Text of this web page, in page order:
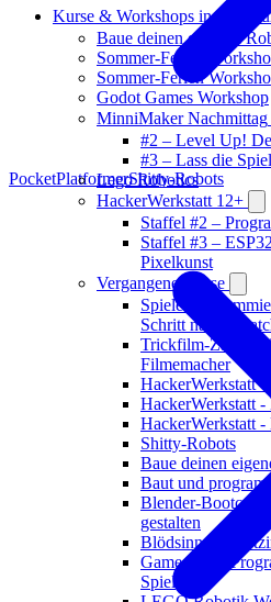
Kurse & Workshops in
Baue deinen eigenen
Sommer-Ferien
Sommer-Ferien
Godot Games Workshop
MinniMaker Nachmittag
#2 – Level Up!
#3 – Lass die
Lego Robotics
HackerWerkstatt 12+
Staffel #2 –
Staffel #3 –
Pixelkunst
Vergangene Kurse
Spiele
Schritt nach
Trickfilm-Zauber:
Filmemacher
HackerWerkstatt
HackerWerkstatt
HackerWerkstatt
Shitty-Robots
Baue deinen
Baut und
Blender-
gestalten
Blödsinn mit
GamesLab -
Spiel
PocketPlatformerShitty-Robots